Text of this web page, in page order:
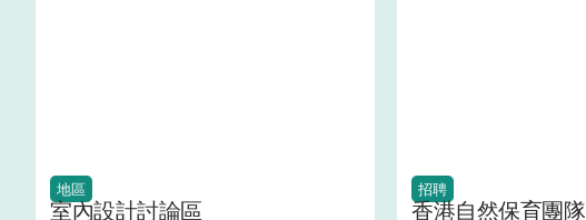
地區
室內設計討論區
招聘
香港自然保育團隊